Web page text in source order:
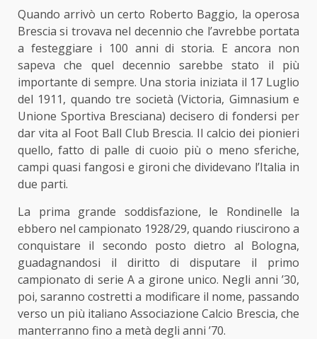
Quando arrivò un certo Roberto Baggio, la operosa
Brescia si trovava nel decennio che l’avrebbe portata
a festeggiare i 100 anni di storia. E ancora non
sapeva che quel decennio sarebbe stato il più
importante di sempre. Una storia iniziata il 17 Luglio
del 1911, quando tre società (Victoria, Gimnasium e
Unione Sportiva Bresciana) decisero di fondersi per
dar vita al Foot Ball Club Brescia. Il calcio dei pionieri
quello, fatto di palle di cuoio più o meno sferiche,
campi quasi fangosi e gironi che dividevano l’Italia in
due parti.
La prima grande soddisfazione, le Rondinelle la
ebbero nel campionato 1928/29, quando riuscirono a
conquistare il secondo posto dietro al Bologna,
guadagnandosi il diritto di disputare il primo
campionato di serie A a girone unico. Negli anni ’30,
poi, saranno costretti a modificare il nome, passando
verso un più italiano Associazione Calcio Brescia, che
manterranno fino a metà degli anni ’70.